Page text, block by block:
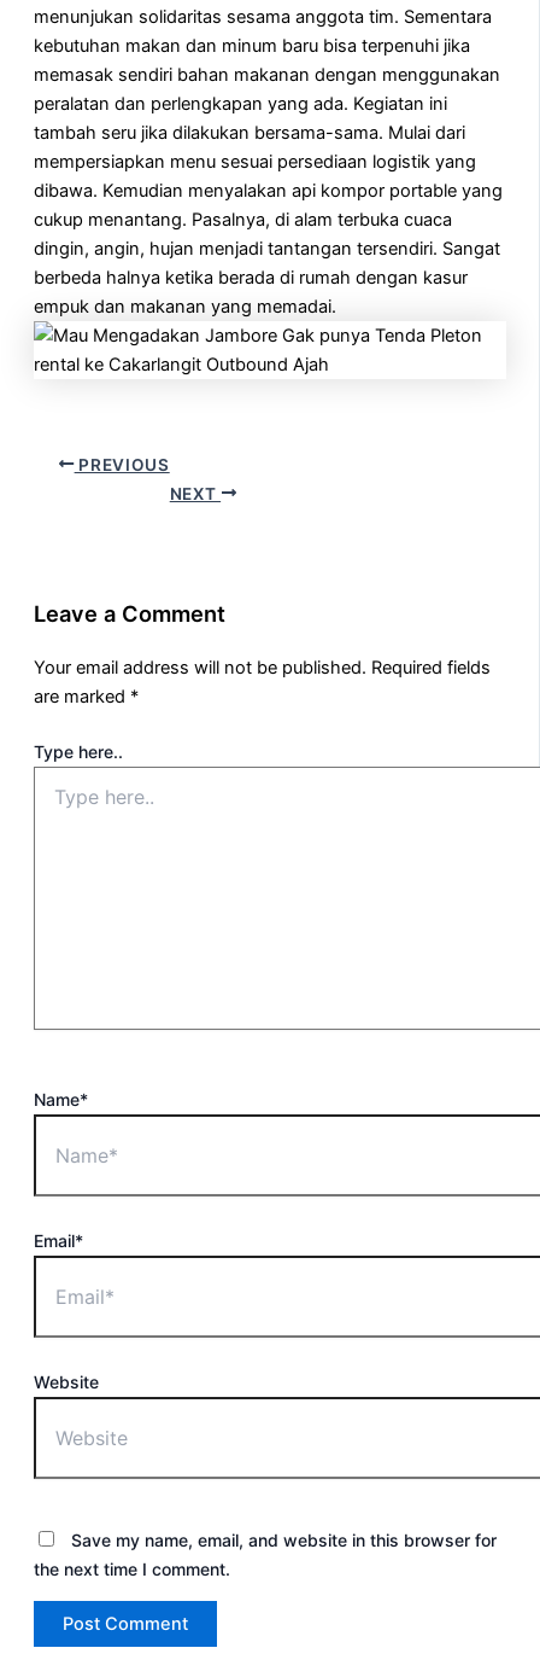
menunjukan solidaritas sesama anggota tim. Sementara
kebutuhan makan dan minum baru bisa terpenuhi jika
memasak sendiri bahan makanan dengan menggunakan
peralatan dan perlengkapan yang ada. Kegiatan ini
tambah seru jika dilakukan bersama-sama. Mulai dari
mempersiapkan menu sesuai persediaan logistik yang
dibawa. Kemudian menyalakan api kompor portable yang
cukup menantang. Pasalnya, di alam terbuka cuaca
dingin, angin, hujan menjadi tantangan tersendiri. Sangat
berbeda halnya ketika berada di rumah dengan kasur
empuk dan makanan yang memadai.
PREVIOUS
NEXT
Leave a Comment
Your email address will not be published. Required fields
are marked *
Type here..
Name*
Email*
Website
Save my name, email, and website in this browser for
the next time I comment.